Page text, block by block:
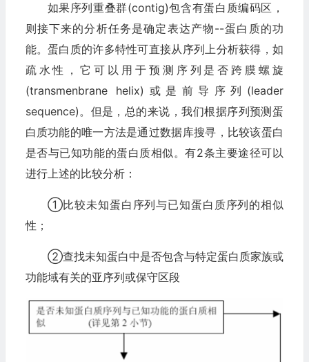
如果序列重叠群(contig)包含有蛋白质编码区，
则接下来的分析任务是确定表达产物--蛋白质的功
能。蛋白质的许多特性可直接从序列上分析获得，如
疏水性，它可以用于预测序列是否跨膜螺旋
(transmenbrane helix)或是前导序列(leader
sequence)。但是，总的来说，我们根据序列预测蛋
白质功能的唯一方法是通过数据库搜寻，比较该蛋白
是否与已知功能的蛋白质相似。有2条主要途径可以
进行上述的比较分析：
①比较未知蛋白序列与已知蛋白质序列的相似
性；
②查找未知蛋白中是否包含与特定蛋白质家族或
功能域有关的亚序列或保守区段